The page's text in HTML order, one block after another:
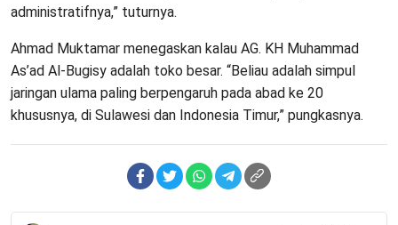
administratifnya,” tuturnya.
Ahmad Muktamar menegaskan kalau AG. KH Muhammad
As’ad Al-Bugisy adalah toko besar. “Beliau adalah simpul
jaringan ulama paling berpengaruh pada abad ke 20
khususnya, di Sulawesi dan Indonesia Timur,” pungkasnya.